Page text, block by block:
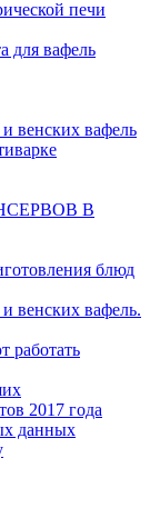
печи
для вафель
венских вафель
В
блюд
венских вафель.
работать
2017 года
данных